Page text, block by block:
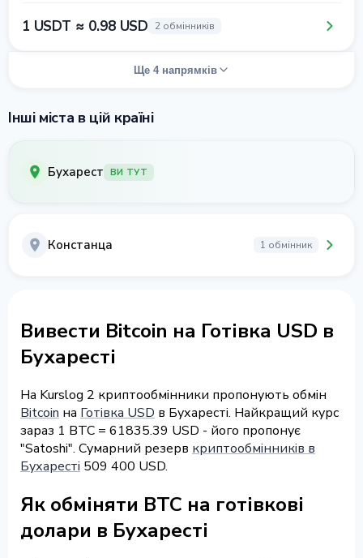
1 USDT ≈ 0.98 USD 2 обмінників
Ще 4 напрямків
Інші міста в цій країні
Бухарест ВИ ТУТ
Констанца 1 обмінник
Вивести Bitcoin на Готівка USD в
Бухаресті
На Kurslog 2 криптообмінники пропонують обмін
Bitcoin на Готівка USD в Бухаресті. Найкращий курс
зараз 1 BTC = 61835.39 USD - його пропонує
"Satoshi". Сумарний резерв криптообмінників в
Бухаресті 509 400 USD.
Як обміняти BTC на готівкові
долари в Бухаресті